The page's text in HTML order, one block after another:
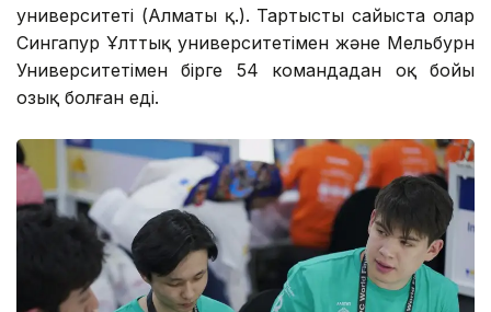
университеті (Алматы қ.). Тартысты сайыста олар
Сингапур Ұлттық университетімен және Мельбурн
Университетімен бірге 54 командадан оқ бойы
озық болған еді.